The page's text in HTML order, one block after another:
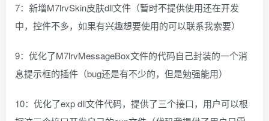
7：新增M7lrvSkin皮肤dll文件（暂时不提供使用还在开发
中，控件不多，如果有兴趣想要使用的可以联系我索要）
9：优化了M7lrvMessageBox文件的代码自己封装的一个消
息提示框的插件（bug还是有不少的，但是勉强能用）
10：优化了exp dll文件代码，提供了三个接口，用户可以根